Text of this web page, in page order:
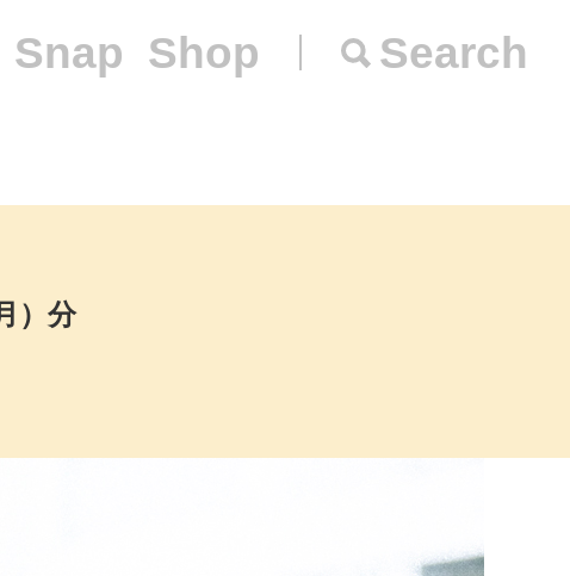
Snap Shop Search
）分